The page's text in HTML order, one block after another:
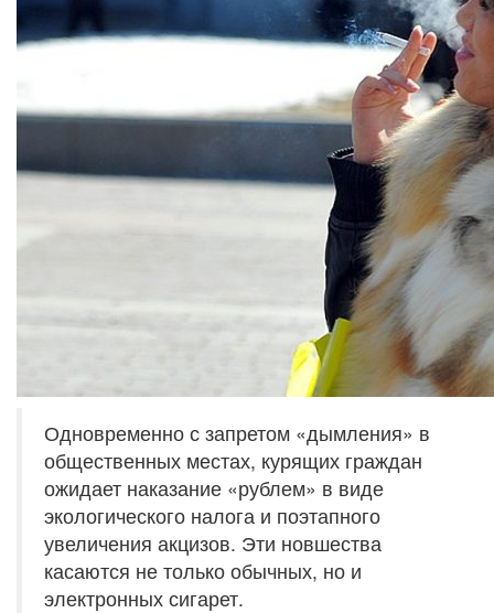
Одновременно с запретом «дымления» в
общественных местах, курящих граждан
ожидает наказание «рублем» в виде
экологического налога и поэтапного
увеличения акцизов. Эти новшества
касаются не только обычных, но и
электронных сигарет.